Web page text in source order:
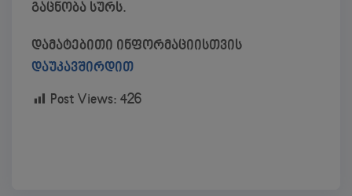
გაცნობა სურს.
დამატებითი ინფორმაციისთვის
დაუკავშირდით
Post Views: 426